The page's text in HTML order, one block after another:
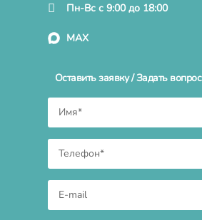
Пн-Вс с 9:00 до 18:00
MAX
Оставить заявку / Задать вопрос